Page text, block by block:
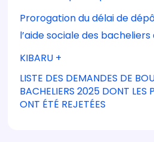
Prorogation du délai de
l’aide sociale des bacheliers
KIBARU +
LISTE DES DEMANDES DE
BACHELIERS 2025 DONT LES
ONT ÉTÉ REJETÉES